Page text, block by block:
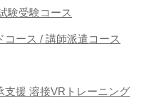
験受験コース
コース / 講師派遣コース
支援 溶接VRトレーニング